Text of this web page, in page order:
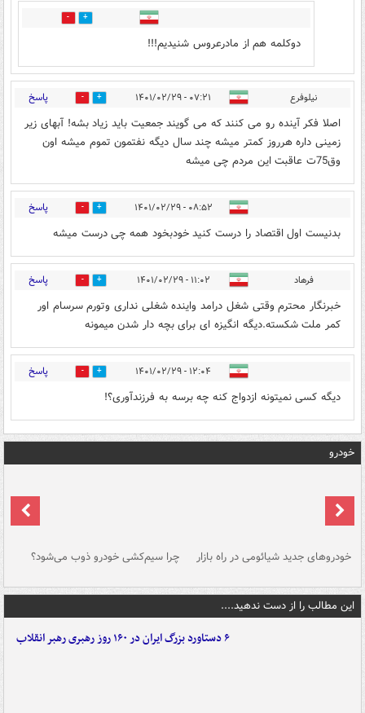
1
دوکلمه هم از مادرعروس شنیدیم!!!
نیلوفرع ۰۷:۲۱ - ۱۴۰۱/۰۲/۲۹ 0 پاسخ
اصلا فکر آینده رو می کنند که می گویند جمعیت باید زیاد بشه! آبهای زیر
زمینی داره هرروز کمتر میشه چند سال دیگه نفتمون تموم میشه اون
وق75ت عاقبت این مردم چی میشه
۰۸:۵۲ - ۱۴۰۱/۰۲/۲۹ 3 پاسخ
بدنیست اول اقتصاد را درست کنید خودبخود همه چی درست میشه
فرهاد ۱۱:۰۲ - ۱۴۰۱/۰۲/۲۹ 0 پاسخ
خبرنگار محترم وقتی شغل درامد واینده شغلی نداری وتورم سرسام اور
کمر ملت شکسته.دیگه انگیزه ای برای بچه دار شدن میمونه
۱۲:۰۴ - ۱۴۰۱/۰۲/۲۹ 0 پاسخ
دیگه کسی نمیتونه ازدواج کنه چه برسه به فرزندآوری؟!
خودرو
خودروهای جدید شیائومی در راه بازار چرا سیم‌کشی خودرو ذوب می‌شود؟
این مطالب را از دست ندهید....
۶ دستاورد بزرگ ایران در ۱۶۰ روز رهبری رهبر انقلاب